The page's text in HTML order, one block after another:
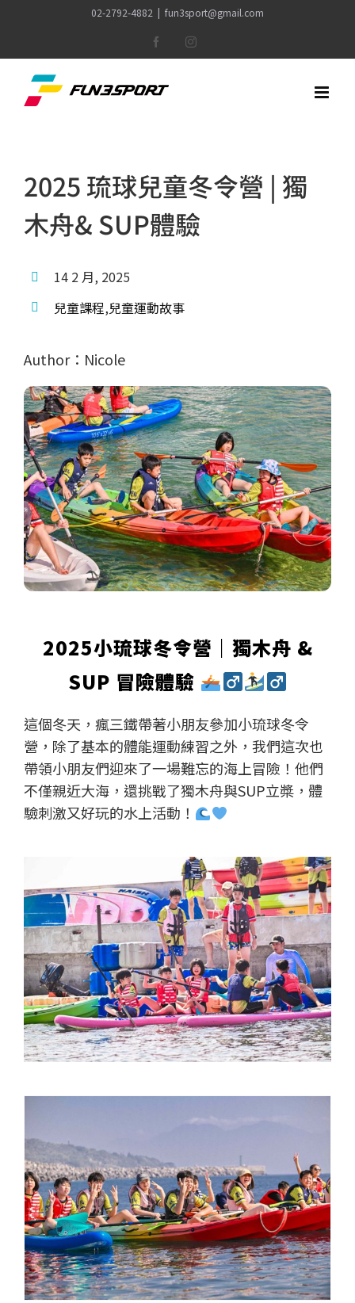
content
02-2792-4882 | fun3sport@gmail.com
FacebookInstagram
2025 琉球兒童冬令營 | 獨
木舟& SUP體驗
14 2 月, 2025
兒童課程,兒童運動故事
Author：Nicole
2025小琉球冬令營｜獨木舟 &
SUP 冒險體驗
這個冬天，瘋三鐵帶著小朋友參加小琉球冬令
營，除了基本的體能運動練習之外，我們這次也
帶領小朋友們迎來了一場難忘的海上冒險！他們
不僅親近大海，還挑戰了獨木舟與SUP立槳，體
驗刺激又好玩的水上活動！